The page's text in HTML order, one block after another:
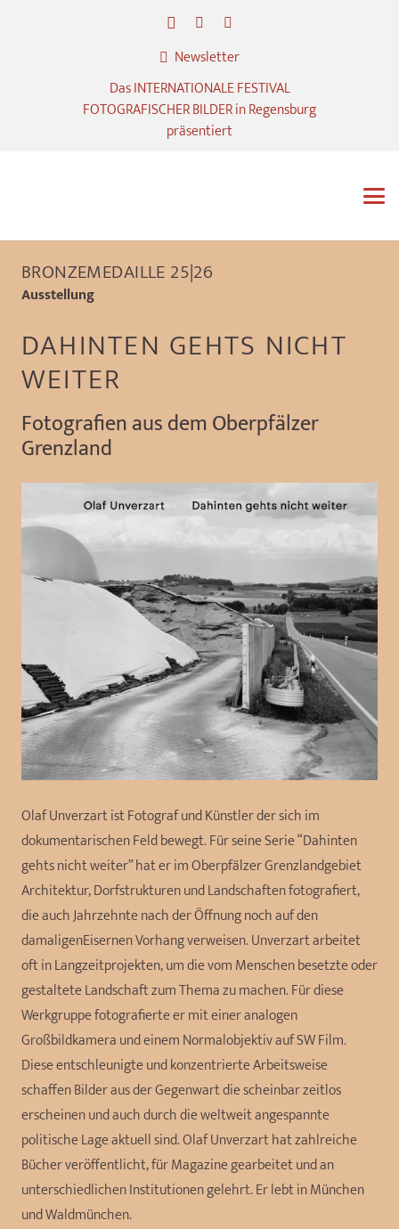
Newsletter
Das INTERNATIONALE FESTIVAL
FOTOGRAFISCHER BILDER in Regensburg
präsentiert
BRONZEMEDAILLE 25|26
Ausstellung
DAHINTEN GEHTS NICHT
WEITER
Fotografien aus dem Oberpfälzer
Grenzland
Olaf Unverzart ist Fotograf und Künstler der sich im
dokumentarischen Feld bewegt. Für seine Serie “Dahinten
gehts nicht weiter” hat er im Oberpfälzer Grenzlandgebiet
Architektur, Dorfstrukturen und Landschaften fotografiert,
die auch Jahrzehnte nach der Öffnung noch auf den
damaligenEisernen Vorhang verweisen. Unverzart arbeitet
oft in Langzeitprojekten, um die vom Menschen besetzte oder
gestaltete Landschaft zum Thema zu machen. Für diese
Werkgruppe fotografierte er mit einer analogen
Großbildkamera und einem Normalobjektiv auf SW Film.
Diese entschleunigte und konzentrierte Arbeitsweise
schaffen Bilder aus der Gegenwart die scheinbar zeitlos
erscheinen und auch durch die weltweit angespannte
politische Lage aktuell sind. Olaf Unverzart hat zahlreiche
Bücher veröffentlicht, für Magazine gearbeitet und an
unterschiedlichen Institutionen gelehrt. Er lebt in München
und Waldmünchen.